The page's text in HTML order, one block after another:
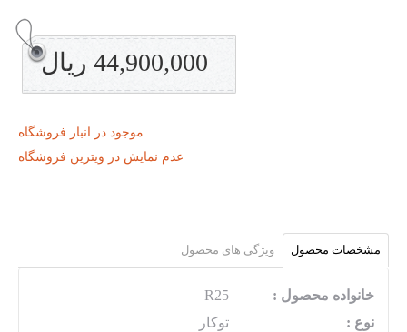
44,900,000 ریال
موجود در انبار فروشگاه
عدم نمایش در ویترین فروشگاه
مشخصات محصول ویژگی های محصول
خانواده محصول :
R25
نوع :
توکار